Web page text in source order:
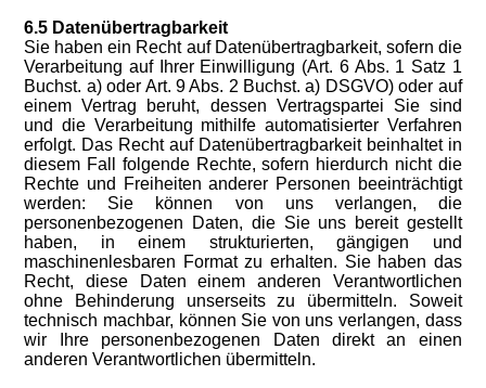
6.5 Datenübertragbarkeit
Sie haben ein Recht auf Datenübertragbarkeit, sofern die
Verarbeitung auf Ihrer Einwilligung (Art. 6 Abs. 1 Satz 1
Buchst. a) oder Art. 9 Abs. 2 Buchst. a) DSGVO) oder auf
einem Vertrag beruht, dessen Vertragspartei Sie sind
und die Verarbeitung mithilfe automatisierter Verfahren
erfolgt. Das Recht auf Datenübertragbarkeit beinhaltet in
diesem Fall folgende Rechte, sofern hierdurch nicht die
Rechte und Freiheiten anderer Personen beeinträchtigt
werden: Sie können von uns verlangen, die
personenbezogenen Daten, die Sie uns bereit gestellt
haben, in einem strukturierten, gängigen und
maschinenlesbaren Format zu erhalten. Sie haben das
Recht, diese Daten einem anderen Verantwortlichen
ohne Behinderung unserseits zu übermitteln. Soweit
technisch machbar, können Sie von uns verlangen, dass
wir Ihre personenbezogenen Daten direkt an einen
anderen Verantwortlichen übermitteln.